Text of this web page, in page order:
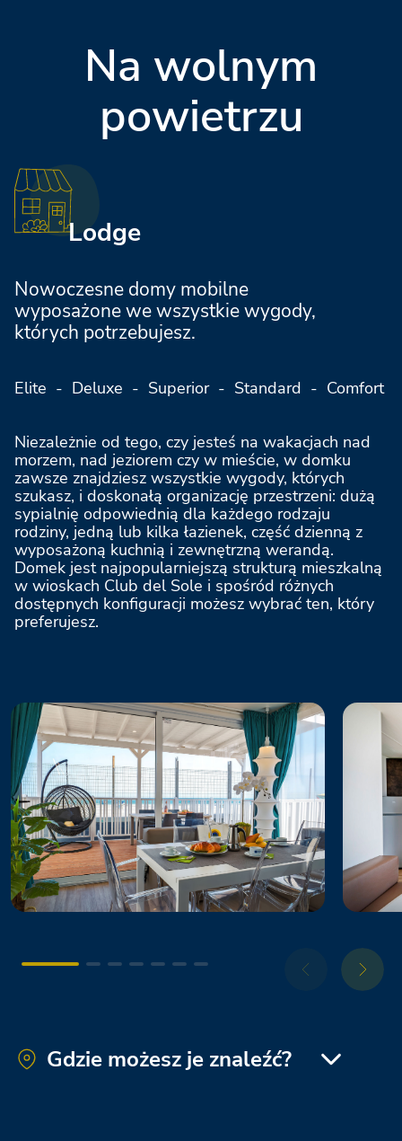
Orbetello Family Collection
Milano Marittima Boutique Resort
Marina Family Resort
Na wolnym
powietrzu
Lodge
Nowoczesne domy mobilne
wyposażone we wszystkie wygody,
których potrzebujesz.
Elite - Deluxe - Superior - Standard - Comfort
Niezależnie od tego, czy jesteś na wakacjach nad
morzem, nad jeziorem czy w mieście, w domku
zawsze znajdziesz wszystkie wygody, których
szukasz, i doskonałą organizację przestrzeni: dużą
sypialnię odpowiednią dla każdego rodzaju
rodziny, jedną lub kilka łazienek, część dzienną z
wyposażoną kuchnią i zewnętrzną werandą.
Domek jest najpopularniejszą strukturą mieszkalną
w wioskach Club del Sole i spośród różnych
dostępnych konfiguracji możesz wybrać ten, który
preferujesz.
Gdzie możesz je znaleźć?